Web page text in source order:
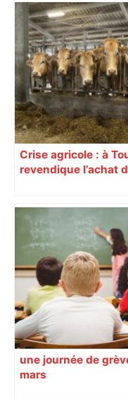
Top 14: comment
nouvelle fois fait
RMC Sport
Crise agricole : à
revendique l’achat
une journée de
mars